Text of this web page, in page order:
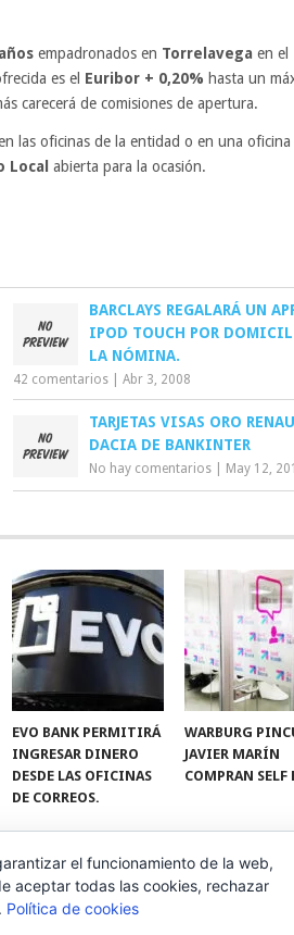
empadronados en Torrelavega en el
es el Euribor + 0,20% hasta un
carecerá de comisiones de apertura.
las oficinas de la entidad o en una oficina
Local abierta para la ocasión.
BARCLAYS REGALARÁ UN
IPOD TOUCH POR
LA NÓMINA.
42 comentarios |Abr 3, 2008
TARJETAS VISAS ORO
DACIA DE BANKINTER
No hay comentarios May 12,
EVO BANK PERMITIRÁ
INGRESAR DINERO
DESDE LAS OFICINAS
DE CORREOS.
WARBURG
JAVIER MARÍN
COMPRAN SELF
el funcionamiento de la web,
aceptar todas las cookies, rechazar
Política de cookies